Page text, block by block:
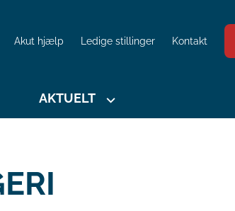
Akut hjælp Ledige stillinger Kontakt
AKTUELT